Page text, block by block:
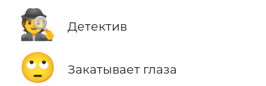
🕵️ Детектив
🙄 Закатывает глаза